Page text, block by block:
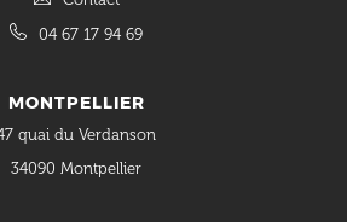
04 67 17 94 69
MONTPELLIER
quai du Verdanson
34090 Montpellier